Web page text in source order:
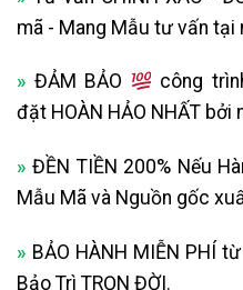
mã - Mang Mẫu tư vấn tại
»ĐẢM BẢO
công
đặt HOÀN HẢO NHẤT bởi
»ĐỀN TIỀN 200% Nếu
Mẫu Mã và Nguồn gốc
» BẢO HÀNH MIỄN PHÍ
Bảo Trì TRỌN ĐỜI.